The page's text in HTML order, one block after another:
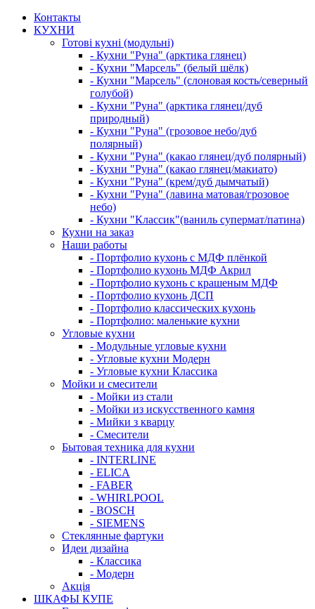
Контакты
КУХНИ
Готові кухні (модульні)
- Кухни "Руна" (арктика глянец)
- Кухни "Марсель" (белый шёлк)
- Кухни "Марсель" (слоновая кость/северный
голубой)
- Кухни "Руна" (арктика глянец/дуб
природный)
- Кухни "Руна" (грозовое небо/дуб
полярный)
- Кухни "Руна" (какао глянец/дуб полярный)
- Кухни "Руна" (какао глянец/макиато)
- Кухни "Руна" (крем/дуб дымчатый)
- Кухни "Руна" (лавина матовая/грозовое
небо)
- Кухни "Классик"(ваниль супермат/патина)
Кухни на заказ
Наши работы
- Портфолио кухонь с МДФ плёнкой
- Портфолио кухонь МДФ Акрил
- Портфолио кухонь с крашеным МДФ
- Портфолио кухонь ДСП
- Портфолио классических кухонь
- Портфолио: маленькие кухни
Угловые кухни
- Модульные угловые кухни
- Угловые кухни Модерн
- Угловые кухни Классика
Мойки и смесители
- Мойки из стали
- Мойки из искусственного камня
- Мийки з кварцу
- Смесители
Бытовая техника для кухни
- INTERLINE
- ELICA
- FABER
- WHIRLPOOL
- BOSCH
- SIEMENS
Стеклянные фартуки
Идеи дизайна
- Класcика
- Модерн
Акція
ШКАФЫ КУПЕ